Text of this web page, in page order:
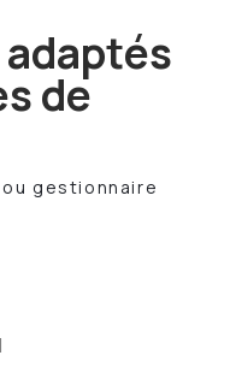
de
gestionnaire